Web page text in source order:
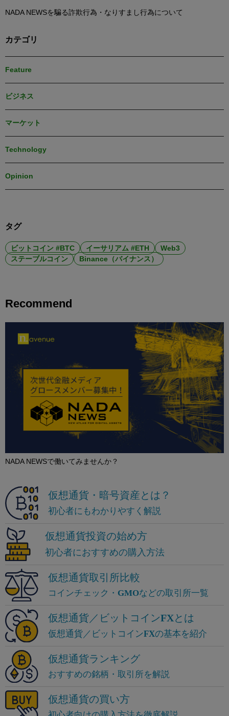
NADA NEWSを騙る詐欺行為・なりすまし行為について
カテゴリ
Feature
ビジネス
マーケット
Technology
Opinion
タグ
ビットコイン #BTC イーサリアム #ETH
Web3
ステーブルコイン
Binance（バイナンス）
Recommend
NADA NEWSで働いてみませんか？